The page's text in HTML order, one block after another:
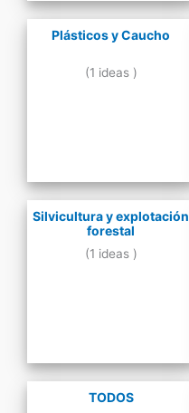
Plásticos y Caucho
(1 ideas )
Silvicultura y explotación
forestal
(1 ideas )
TODOS